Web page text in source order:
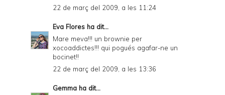
22 de març del 2009, a les 11:24
Eva Flores ha dit...
Mare meva!!! un brownie per
xocoaddictes!!! qui pogués agafar-ne un
bocinet!!
22 de març del 2009, a les 13:36
Gemma ha dit...